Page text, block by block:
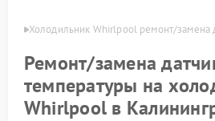
Холодильник Whirlpool ремонт/замена
Ремонт/замена
температуры на
Whirlpool в